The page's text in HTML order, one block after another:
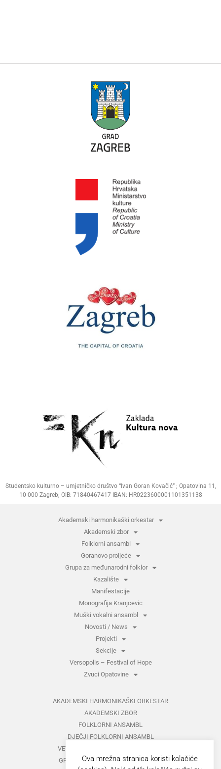
Studentsko kulturno – umjetničko društvo “Ivan Goran Kovačić” ; Opatovina 11,
10 000 Zagreb; OIB: 71840467417 IBAN: HR0223600001101351138
Akademski harmonikaški orkestar
Akademski zbor
Folklorni ansambl
Goranovo proljeće
Grupa za međunarodni folklor
Kazalište
Manifestacije
Monografija Kranjcevic
Muški vokalni ansambl
Novosti / News
Projekti
Sekcije
Versopolis – Festival of Hope
Zvuci Opatovine
AKADEMSKI HARMONIKAŠKI ORKESTAR
AKADEMSKI ZBOR
FOLKLORNI ANSAMBL
DJEČJI FOLKLORNI ANSAMBL
VETERANI FOLKLORNOG ANSAMBLA
GRUPA ZA MEĐUNARODNI FOLKLOR
Ova mrežna stranica koristi kolačiće